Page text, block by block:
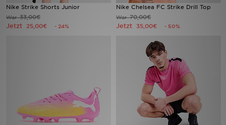
Nike Strike Shorts Junior
War33,00€
Jetzt 25,00€ - 24%
Nike Chelsea FC Strike Drill Top
War70,00€
Jetzt 35,00€ - 50%
JD Exklusives
Geschenkkarte